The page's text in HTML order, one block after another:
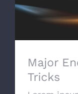
Major
Tricks